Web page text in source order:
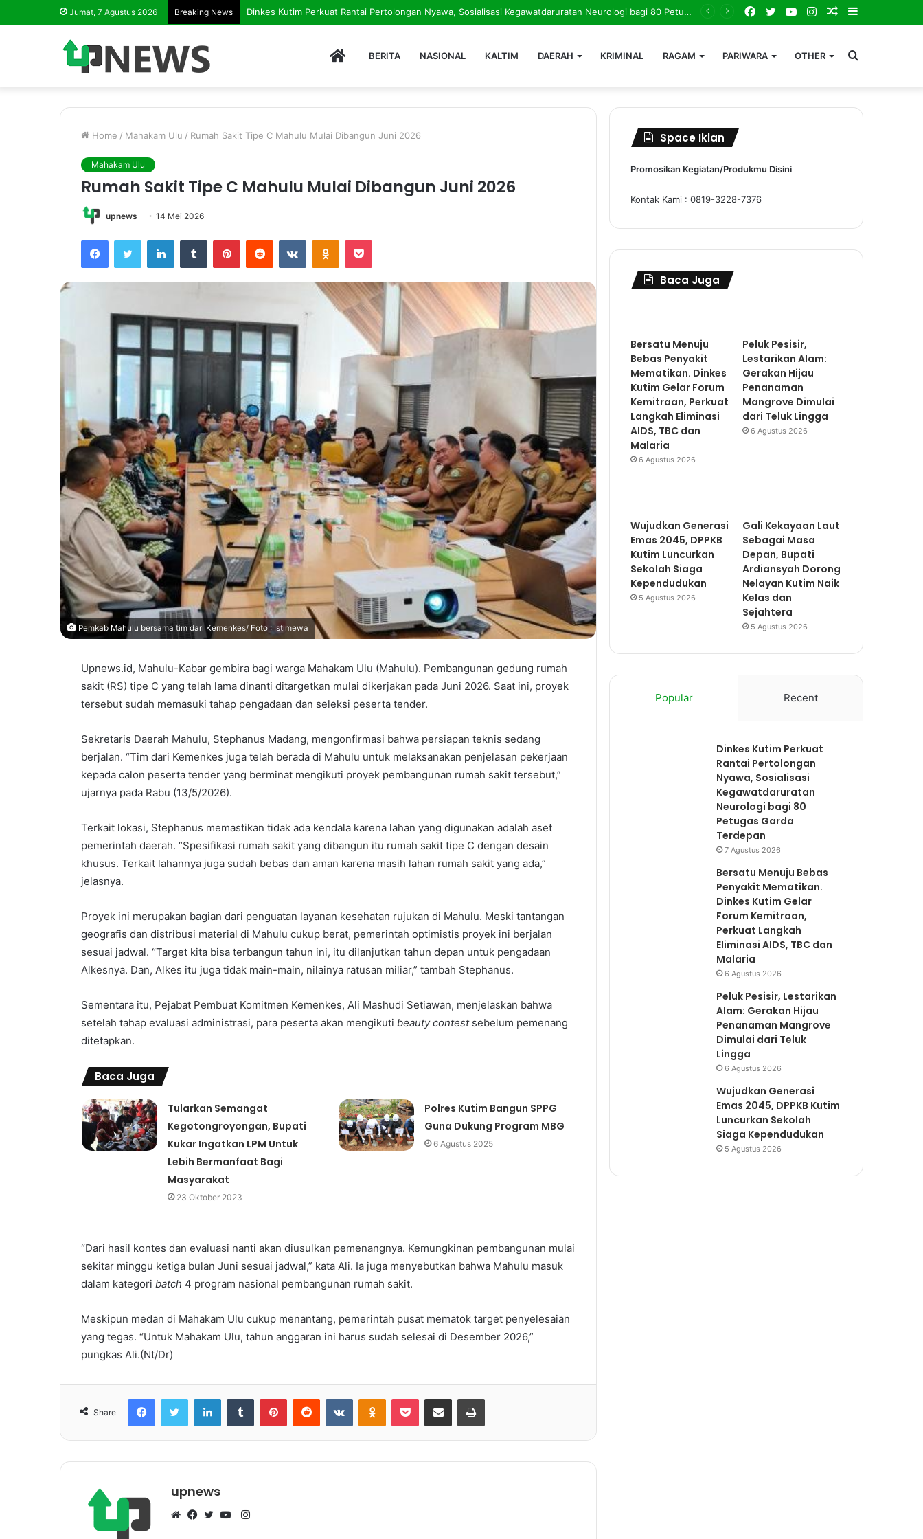
Jumat, 7 Agustus 2026 Breaking News Bersatu Menuju Bebas Penyakit Mematikan. Dinkes Kutim Gelar Forum Kemitraan, Perkuat Langkah Eliminasi AIDS, TBC dan Malaria
Random
Instagram
YouTube
Twitter
Facebook
HOMEBERITA NASIONAL KALTIM DAERAH KRIMINAL RAGAM PARIWARA OTHER Search
for
Home / Mahakam Ulu / Rumah Sakit Tipe C Mahulu Mulai Dibangun Juni 2026
Mahakam Ulu
Rumah Sakit Tipe C Mahulu Mulai Dibangun Juni 2026
upnews 14 Mei 2026
Pemkab Mahulu bersama tim dari Kemenkes/ Foto : Istimewa
Upnews.id, Mahulu-Kabar gembira bagi warga Mahakam Ulu (Mahulu). Pembangunan gedung rumah
sakit (RS) tipe C yang telah lama dinanti ditargetkan mulai dikerjakan pada Juni 2026. Saat ini, proyek
tersebut sudah memasuki tahap pengadaan dan seleksi peserta tender.
Sekretaris Daerah Mahulu, Stephanus Madang, mengonfirmasi bahwa persiapan teknis sedang
berjalan. “Tim dari Kemenkes juga telah berada di Mahulu untuk melaksanakan penjelasan pekerjaan
kepada calon peserta tender yang berminat mengikuti proyek pembangunan rumah sakit tersebut,”
ujarnya pada Rabu (13/5/2026).
Terkait lokasi, Stephanus memastikan tidak ada kendala karena lahan yang digunakan adalah aset
pemerintah daerah. “Spesifikasi rumah sakit yang dibangun itu rumah sakit tipe C dengan desain
khusus. Terkait lahannya juga sudah bebas dan aman karena masih lahan rumah sakit yang ada,”
jelasnya.
Proyek ini merupakan bagian dari penguatan layanan kesehatan rujukan di Mahulu. Meski tantangan
geografis dan distribusi material di Mahulu cukup berat, pemerintah optimistis proyek ini berjalan
sesuai jadwal. “Target kita bisa terbangun tahun ini, itu dilanjutkan tahun depan untuk pengadaan
Alkesnya. Dan, Alkes itu juga tidak main-main, nilainya ratusan miliar,” tambah Stephanus.
Sementara itu, Pejabat Pembuat Komitmen Kemenkes, Ali Mashudi Setiawan, menjelaskan bahwa
setelah tahap evaluasi administrasi, para peserta akan mengikuti beauty contestsebelum pemenang
ditetapkan.
Baca Juga
Tularkan Semangat
Kegotongroyongan, Bupati
Kukar Ingatkan LPM Untuk
Lebih Bermanfaat Bagi
Masyarakat
23 Oktober 2023
Polres Kutim Bangun SPPG
Guna Dukung Program MBG
6 Agustus 2025
“Dari hasil kontes dan evaluasi nanti akan diusulkan pemenangnya. Kemungkinan pembangunan mulai
sekitar minggu ketiga bulan Juni sesuai jadwal,” kata Ali. Ia juga menyebutkan bahwa Mahulu masuk
dalam kategori batch 4 program nasional pembangunan rumah sakit.
Meskipun medan di Mahakam Ulu cukup menantang, pemerintah pusat mematok target penyelesaian
yang tegas. “Untuk Mahakam Ulu, tahun anggaran ini harus sudah selesai di Desember 2026,”
pungkas Ali.(Nt/Dr)
Share
upnews
I
Faizal Rachman Minta Pemerintah
Gerak Cepat Penuhi Kebuhutan
Dokter di RS Pratama Muara
Sulap Lahan 14 Hektare Jadi
Space Iklan
Promosikan Kegiatan/Produkmu Disini
Kontak Kami : 0819-3228-7376
Baca Juga
Bersatu Menuju
Bebas Penyakit
Mematikan. Dinkes
Kutim Gelar Forum
Kemitraan, Perkuat
Langkah Eliminasi
AIDS, TBC dan
Malaria
6 Agustus 2026
Peluk Pesisir,
Lestarikan Alam:
Gerakan Hijau
Penanaman
Mangrove Dimulai
dari Teluk Lingga
6 Agustus 2026
Wujudkan Generasi
Emas 2045, DPPKB
Kutim Luncurkan
Sekolah Siaga
Kependudukan
5 Agustus 2026
Gali Kekayaan Laut
Sebagai Masa
Depan, Bupati
Ardiansyah Dorong
Nelayan Kutim Naik
Kelas dan
Sejahtera
5 Agustus 2026
Popular Recent
Dinkes Kutim Perkuat
Rantai Pertolongan
Nyawa, Sosialisasi
Kegawatdaruratan
Neurologi bagi 80
Petugas Garda
Terdepan
7 Agustus 2026
Bersatu Menuju Bebas
Penyakit Mematikan.
Dinkes Kutim Gelar
Forum Kemitraan,
Perkuat Langkah
Eliminasi AIDS, TBC dan
Malaria
6 Agustus 2026
Peluk Pesisir, Lestarikan
Alam: Gerakan Hijau
Penanaman Mangrove
Dimulai dari Teluk
Lingga
6 Agustus 2026
Wujudkan Generasi
Emas 2045, DPPKB Kutim
Luncurkan Sekolah
Siaga Kependudukan
5 Agustus 2026